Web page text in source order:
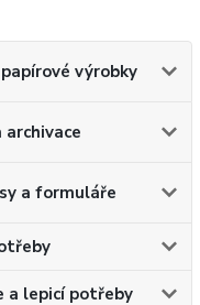
výrobky
a formuláře
a lepicí potřeby